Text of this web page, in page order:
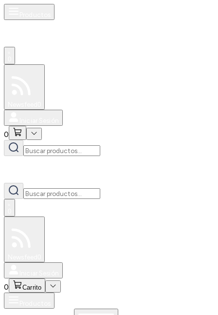
0
0 Carrito